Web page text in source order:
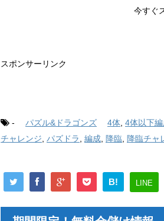
今すぐ
スポンサーリンク
- パズル&ドラゴンズ 4体 4体以下
チャレンジ パズドラ 編成 降臨 降臨チャ
B! LINE